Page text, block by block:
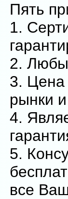
Пять
1.
2.
3. Цена
рынки
4.
5.
все